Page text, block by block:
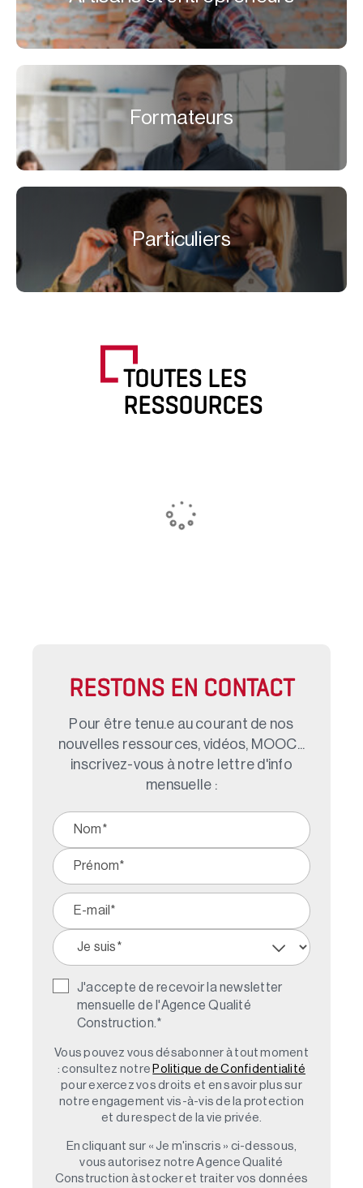
Formateurs
Particuliers
TOUTES LES
RESSOURCES
RESTONS EN CONTACT
Pour être tenu.e au courant de nos
nouvelles ressources, vidéos, MOOC...
inscrivez-vous à notre lettre d'info
mensuelle :
J'accepte de recevoir la newsletter
mensuelle de l'Agence Qualité
Construction. *
Vous pouvez vous désabonner à tout moment
: consultez notre Politique de Confidentialité
pour exercez vos droits et en savoir plus sur
notre engagement vis-à-vis de la protection
et du respect de la vie privée.
En cliquant sur « Je m'inscris » ci-dessous,
vous autorisez notre Agence Qualité
Construction à stocker et traiter vos données